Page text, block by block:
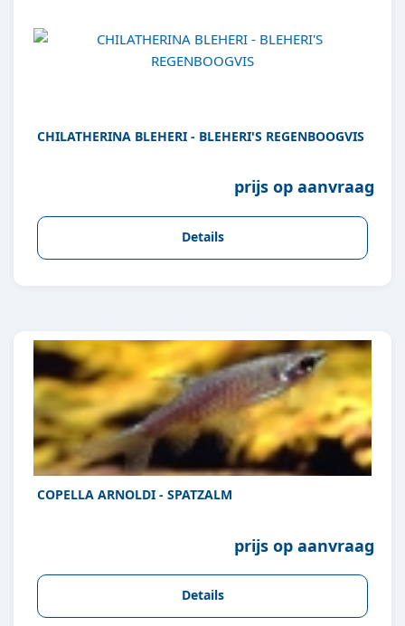
CHILATHERINA BLEHERI - BLEHERI'S REGENBOOGVIS
prijs op aanvraag
Details
COPELLA ARNOLDI - SPATZALM
prijs op aanvraag
Details